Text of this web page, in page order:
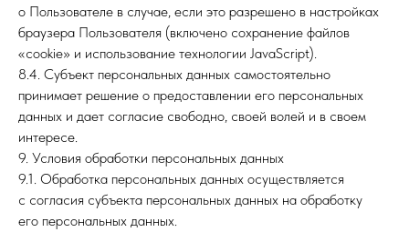
о Пользователе в случае, если это разрешено в настройках
браузера Пользователя (включено сохранение файлов
«cookie» и использование технологии JavaScript).
8.4. Субъект персональных данных самостоятельно
принимает решение о предоставлении его персональных
данных и дает согласие свободно, своей волей и в своем
интересе.
9. Условия обработки персональных данных
9.1. Обработка персональных данных осуществляется
с согласия субъекта персональных данных на обработку
его персональных данных.